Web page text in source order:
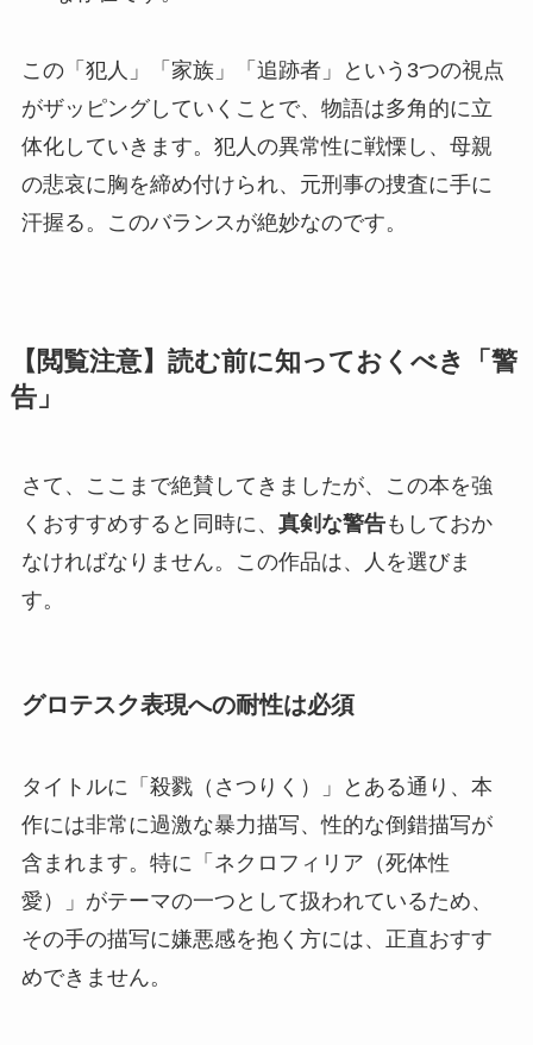
この「犯人」「家族」「追跡者」という3つの視点
がザッピングしていくことで、物語は多角的に立
体化していきます。犯人の異常性に戦慄し、母親
の悲哀に胸を締め付けられ、元刑事の捜査に手に
汗握る。このバランスが絶妙なのです。
【閲覧注意】読む前に知っておくべき「警
告」
さて、ここまで絶賛してきましたが、この本を強
くおすすめすると同時に、 真剣な警告もしておか
なければなりません。この作品は、人を選びま
す。
グロテスク表現への耐性は必須
タイトルに「殺戮（さつりく）」とある通り、本
作には非常に過激な暴力描写、性的な倒錯描写が
含まれます。特に「ネクロフィリア（死体性
愛）」がテーマの一つとして扱われているため、
その手の描写に嫌悪感を抱く方には、正直おすす
めできません。